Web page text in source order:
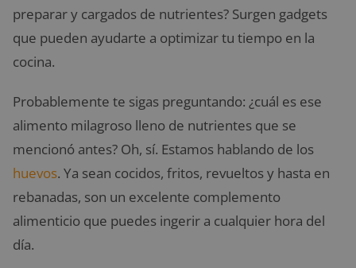
preparar y cargados de nutrientes? Surgen gadgets
que pueden ayudarte a optimizar tu tiempo en la
cocina.
Probablemente te sigas preguntando: ¿cuál es ese
alimento milagroso lleno de nutrientes que se
mencionó antes? Oh, sí. Estamos hablando de los
huevos. Ya sean cocidos, fritos, revueltos y hasta en
rebanadas, son un excelente complemento
alimenticio que puedes ingerir a cualquier hora del
día.